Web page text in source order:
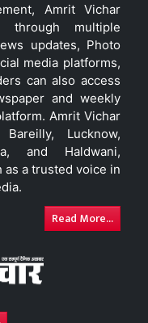
Amrit Vichar
through multiple
updates, Photo
media platforms,
can also access
and weekly
Amrit Vichar
Lucknow,
and Haldwani,
a trusted voice in
Read More...